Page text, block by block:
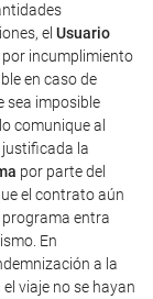
el Usuario
incumplimiento
en caso de
sea imposible
lo comunique al
la
por parte del
el contrato aún
entra
En
a la
viaje no se hayan